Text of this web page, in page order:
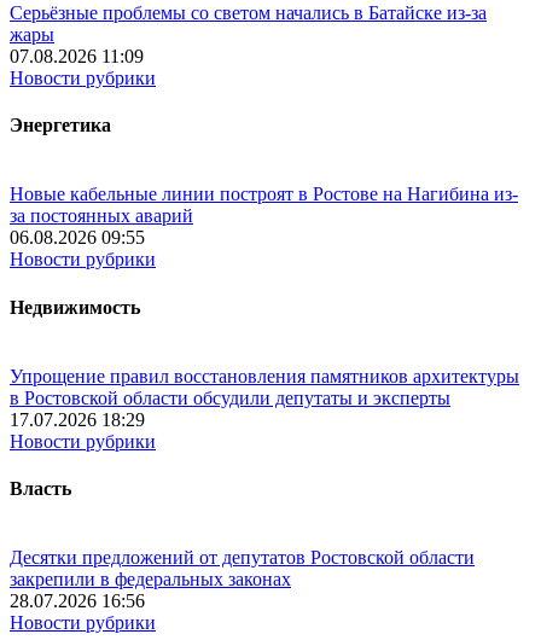
Серьёзные проблемы со светом начались в Батайске из-за
жары
07.08.2026 11:09
Новости рубрики
Энергетика
Новые кабельные линии построят в Ростове на Нагибина из-
за постоянных аварий
06.08.2026 09:55
Новости рубрики
Недвижимость
Упрощение правил восстановления памятников архитектуры
в Ростовской области обсудили депутаты и эксперты
17.07.2026 18:29
Новости рубрики
Власть
Десятки предложений от депутатов Ростовской области
закрепили в федеральных законах
28.07.2026 16:56
Новости рубрики